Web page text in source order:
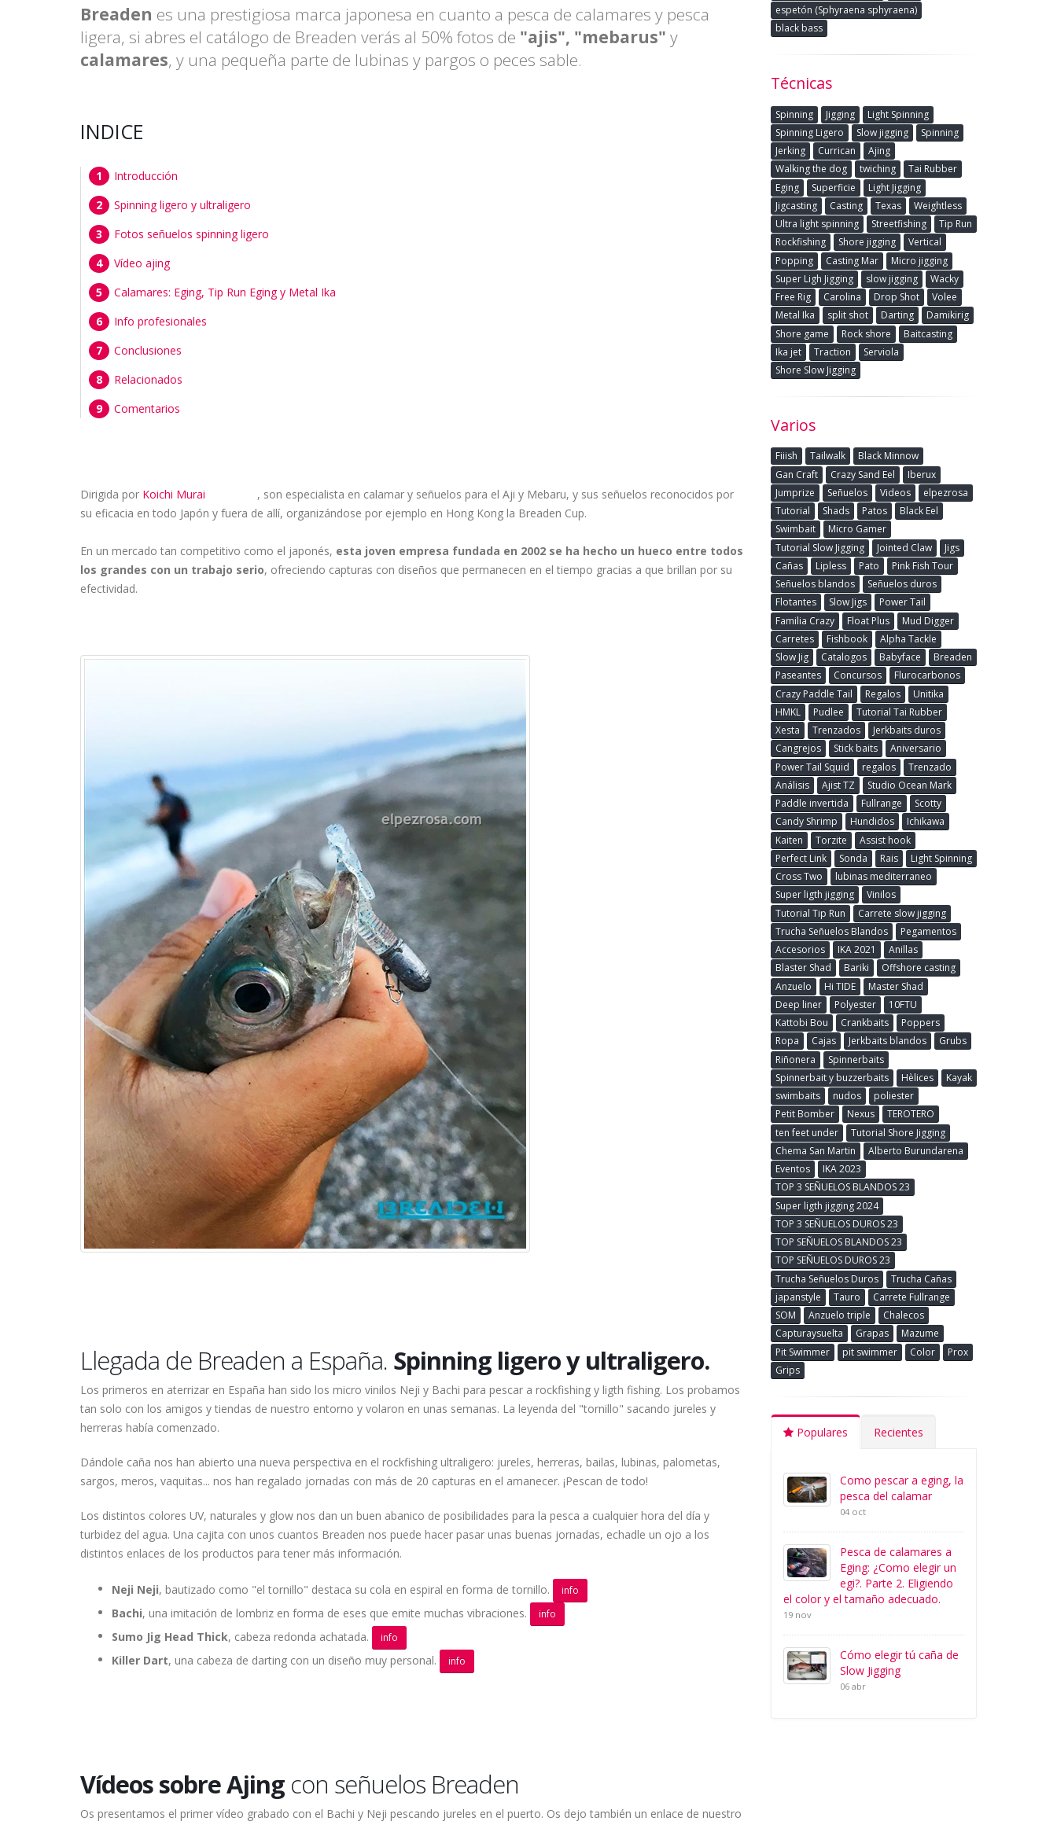
Breaden es una prestigiosa marca japonesa en cuanto a pesca de calamares y pesca
ligera, si abres el catálogo de Breaden verás al 50% fotos de "ajis", "mebarus" y
calamares, y una pequeña parte de lubinas y pargos o peces sable.
INDICE
Introducción
Spinning ligero y ultraligero
Fotos señuelos spinning ligero
Vídeo ajing
Calamares: Eging, Tip Run Eging y Metal Ika
Info profesionales
Conclusiones
Relacionados
Comentarios
Dirigida por Koichi Murai
, son especialista en calamar y señuelos para el Aji y Mebaru, y sus señuelos reconocidos por
su eficacia en todo Japón y fuera de allí, organizándose por ejemplo en Hong Kong la Breaden Cup.
En un mercado tan competitivo como el japonés, esta joven empresa fundada en 2002 se ha hecho un hueco entre todos
los grandes con un trabajo serio, ofreciendo capturas con diseños que permanecen en el tiempo gracias a que brillan por su
efectividad.
Llegada de Breaden a España. Spinning ligero y ultraligero.
Los primeros en aterrizar en España han sido los micro vinilos Neji y Bachi para pescar a rockfishing y ligth fishing. Los probamos
tan solo con los amigos y tiendas de nuestro entorno y volaron en unas semanas. La leyenda del "tornillo" sacando jureles y
herreras había comenzado.
Dándole caña nos han abierto una nueva perspectiva en el rockfishing ultraligero: jureles, herreras, bailas, lubinas, palometas,
sargos, meros, vaquitas... nos han regalado jornadas con más de 20 capturas en el amanecer. ¡Pescan de todo!
Los distintos colores UV, naturales y glow nos dan un buen abanico de posibilidades para la pesca a cualquier hora del día y
turbidez del agua. Una cajita con unos cuantos Breaden nos puede hacer pasar unas buenas jornadas, echadle un ojo a los
distintos enlaces de los productos para tener más información.
Neji Neji, bautizado como "el tornillo" destaca su cola en espiral en forma de tornillo. info
Bachi, una imitación de lombriz en forma de eses que emite muchas vibraciones. info
Sumo Jig Head Thick, cabeza redonda achatada. info
Killer Dart, una cabeza de darting con un diseño muy personal. info
Vídeos sobre Ajing con señuelos Breaden
Os presentamos el primer vídeo grabado con el Bachi y Neji pescando jureles en el puerto. Os dejo también un enlace de nuestro
espetón (Sphyraena sphyraena)
black bass
Técnicas
Spinning Jigging
Light Spinning
Spinning Ligero
Slow jigging
Spinning
Jerking
Currican
Ajing
Walking the dog
twiching
Tai Rubber
Eging
Superficie
Light Jigging
Jigcasting
Casting Texas
Weightless
Ultra light spinning
Streetfishing
Tip Run
Rockfishing
Shore jigging
Vertical
Popping
Casting Mar
Micro jigging
Super Ligh Jigging
slow jigging
Wacky
Free Rig
Carolina Drop Shot
Volee
Metal Ika
split shot Darting
Damikirig
Shore game
Rock shore
Baitcasting
Ika jet
Traction
Serviola
Shore Slow Jigging
Varios
Fiiish Tailwalk
Black Minnow
Gan Craft
Crazy Sand Eel
Iberux
Jumprize
Señuelos Videos
elpezrosa
Tutorial
Shads Patos
Black Eel
Swimbait
Micro Gamer
Tutorial Slow Jigging
Jointed Claw
Jigs
Cañas
Lipless Pato
Pink Fish Tour
Señuelos blandos
Señuelos duros
Flotantes
Slow Jigs
Power Tail
Familia Crazy
Float Plus
Mud Digger
Carretes
Fishbook
Alpha Tackle
Slow Jig
Catalogos Babyface
Breaden
Paseantes
Concursos
Flurocarbonos
Crazy Paddle Tail
Regalos
Unitika
HMKL
Pudlee
Tutorial Tai Rubber
Xesta
Trenzados
Jerkbaits duros
Cangrejos
Stick baits
Aniversario
Power Tail Squid
regalos
Trenzado
Análisis
Ajist TZ
Studio Ocean Mark
Paddle invertida
Fullrange
Scotty
Candy Shrimp
Hundidos
Ichikawa
Kaiten
Torzite
Assist hook
Perfect Link
Sonda Rais
Light Spinning
Cross Two
lubinas mediterraneo
Super ligth jigging
Vinilos
Tutorial Tip Run
Carrete slow jigging
Trucha Señuelos Blandos
Pegamentos
Accesorios
IKA 2021
Anillas
Blaster Shad
Bariki
Offshore casting
Anzuelo
Hi TIDE
Master Shad
Deep liner
Polyester
10FTU
Kattobi Bou
Crankbaits
Poppers
Ropa
Cajas Jerkbaits blandos
Grubs
Riñonera
Spinnerbaits
Spinnerbait y buzzerbaits
Hèlices
Kayak
swimbaits
nudos
poliester
Petit Bomber
Nexus
TEROTERO
ten feet under
Tutorial Shore Jigging
Chema San Martin
Alberto Burundarena
Eventos
IKA 2023
TOP 3 SEÑUELOS BLANDOS 23
Super ligth jigging 2024
TOP 3 SEÑUELOS DUROS 23
TOP SEÑUELOS BLANDOS 23
TOP SEÑUELOS DUROS 23
Trucha Señuelos Duros
Trucha Cañas
japanstyle
Tauro
Carrete Fullrange
SOM
Anzuelo triple
Chalecos
Capturaysuelta
Grapas
Mazume
Pit Swimmer
pit swimmer Color
Prox
Grips
Populares Recientes
Como pescar a eging, la
pesca del calamar
04 oct
Pesca de calamares a
Eging: ¿Como elegir un
egi?. Parte 2. Eligiendo
el color y el tamaño adecuado.
19 nov
Cómo elegir tú caña de
Slow Jigging
06 abr